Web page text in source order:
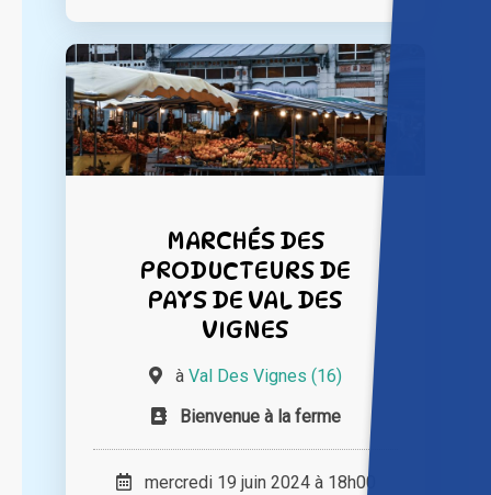
MARCHÉS DES
PRODUCTEURS DE
PAYS DE VAL DES
VIGNES
à Val Des Vignes (16)
Bienvenue à la ferme
mercredi 19 juin 2024 à 18h00